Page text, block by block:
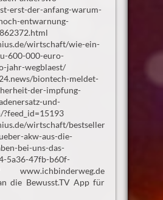
erst-der-anfang-warum-
entwarnung-
wirtschaft/wie-ein-
600-000-euro-
jahr-wegblaest/
biontech-meldet-
der-impfung-
und-
wirtschaft/bestsellerautor-
akw-aus-die-
bei-uns-das-
5a36-47fb-b60f-
www.ichbinderweg.de
die Bewusst.TV App für